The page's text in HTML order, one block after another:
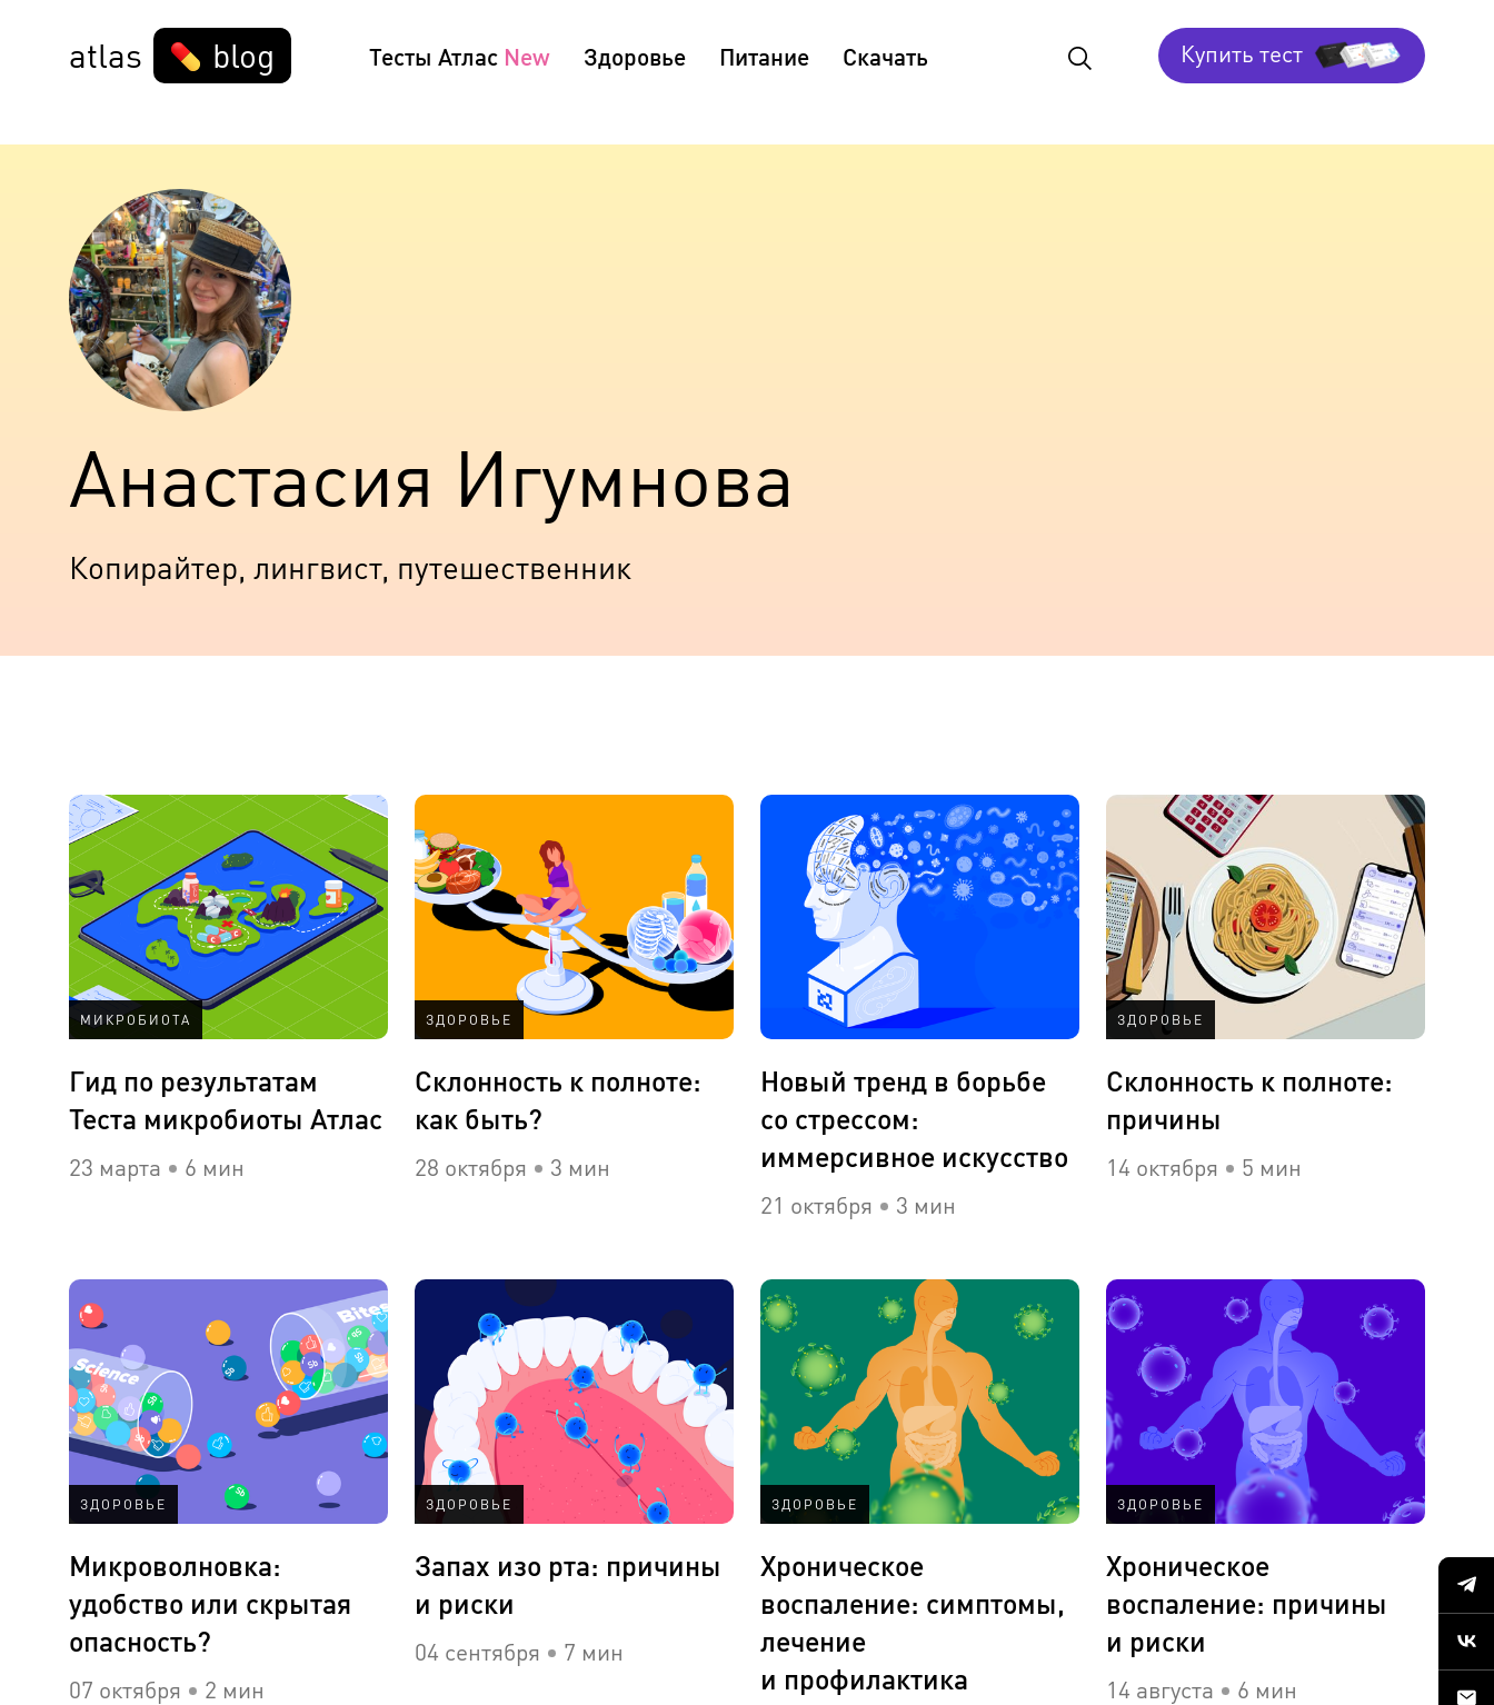
atlas blog Тесты Атлас Здоровье Питание Скачать Купить тест
Анастасия Игумнова
Копирайтер, лингвист, путешественник
МИКРОБИОТА
Гид по результатам
Теста микробиоты Атлас
23 марта 6 мин
ЗДОРОВЬЕ
Склонность к полноте:
как быть?
28 октября 3 мин
Новый тренд в борьбе
со стрессом:
иммерсивное искусство
21 октября 3 мин
ЗДОРОВЬЕ
Склонность к полноте:
причины
14 октября 5 мин
ЗДОРОВЬЕ
Микроволновка:
удобство или скрытая
опасность?
07 октября 2 мин
ЗДОРОВЬЕ
Запах изо рта: причины
и риски
04 сентября 7 мин
ЗДОРОВЬЕ
Хроническое
воспаление: симптомы,
лечение
и профилактика
ЗДОРОВЬЕ
Хроническое
воспаление: причины
и риски
14 августа 6 мин